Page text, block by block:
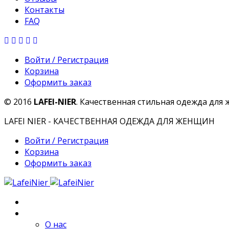
Контакты
FAQ
Войти / Регистрация
Корзина
Оформить заказ
© 2016 LAFEI-NIER. Качественная стильная одежда для
LAFEI NIER - КАЧЕСТВЕННАЯ ОДЕЖДА ДЛЯ ЖЕНЩИН
Войти / Регистрация
Корзина
Оформить заказ
О нас